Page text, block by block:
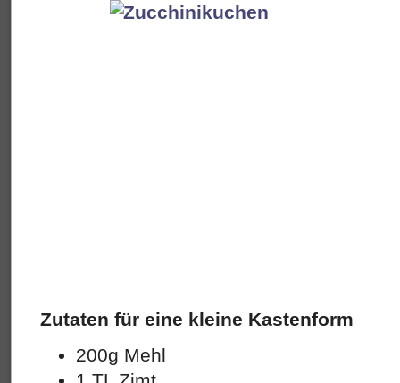
Zutaten für eine kleine Kastenform
200g Mehl